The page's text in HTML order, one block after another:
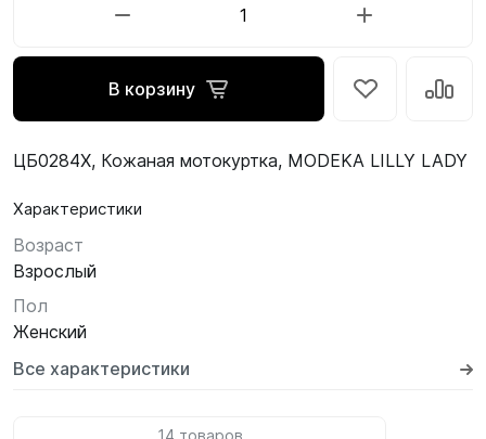
В корзину
ЦБ0284X, Кожаная мотокуртка, MODEKA LILLY LADY
Характеристики
Возраст
Взрослый
Пол
Женский
Все характеристики
14 товаров